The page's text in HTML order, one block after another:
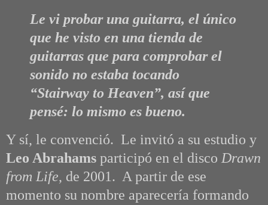
Le vi probar una guitarra, el único
que he visto en una tienda de
guitarras que para comprobar el
sonido no estaba tocando
“Stairway to Heaven”, así que
pensé: lo mismo es bueno.
Y sí, le convenció. Le invitó a su estudio y
Leo Abrahams participó en el disco Drawn
from Life, de 2001. A partir de ese
momento su nombre aparecería formando